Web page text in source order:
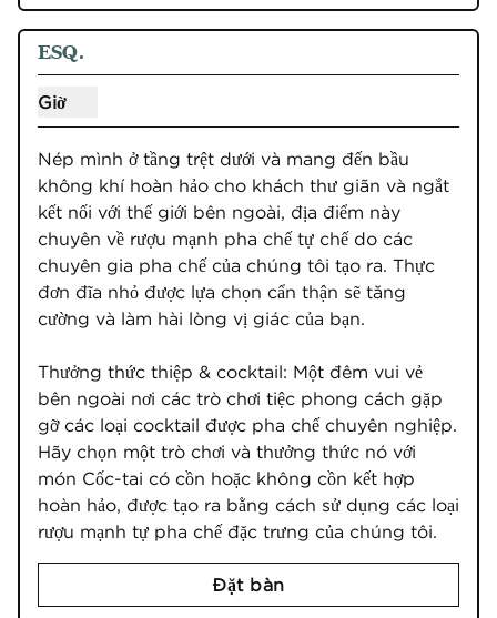
ESQ.
Giờ
Hiển thị giờ cho ESQ.
Nép mình ở tầng trệt dưới và mang đến bầu
không khí hoàn hảo cho khách thư giãn và ngắt
kết nối với thế giới bên ngoài, địa điểm này
chuyên về rượu mạnh pha chế tự chế do các
chuyên gia pha chế của chúng tôi tạo ra. Thực
đơn đĩa nhỏ được lựa chọn cẩn thận sẽ tăng
cường và làm hài lòng vị giác của bạn.
Thưởng thức thiệp & cocktail: Một đêm vui vẻ
bên ngoài nơi các trò chơi tiệc phong cách gặp
gỡ các loại cocktail được pha chế chuyên nghiệp.
Hãy chọn một trò chơi và thưởng thức nó với
món Cốc-tai có cồn hoặc không cồn kết hợp
hoàn hảo, được tạo ra bằng cách sử dụng các loại
rượu mạnh tự pha chế đặc trưng của chúng tôi.
Đặt bàn